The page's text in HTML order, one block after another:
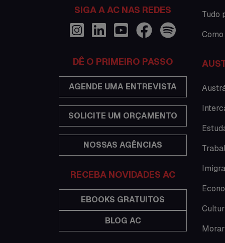
SIGA A AC NAS REDES
DÊ O PRIMEIRO PASSO
AGENDE UMA ENTREVISTA
SOLICITE UM ORÇAMENTO
NOSSAS AGÊNCIAS
RECEBA NOVIDADES AC
EBOOKS GRATUITOS
BLOG AC
Tudo